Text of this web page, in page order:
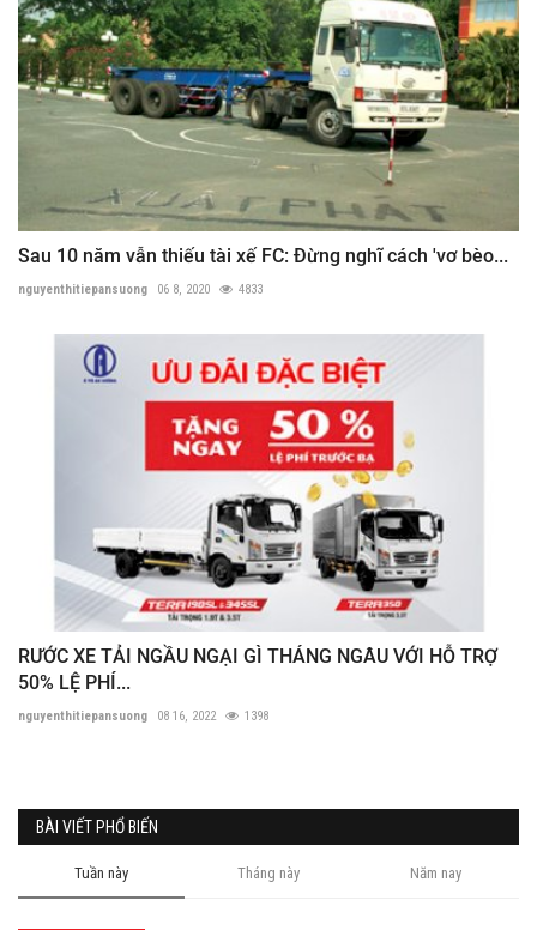
Sau 10 năm vẫn thiếu tài xế FC: Đừng nghĩ cách 'vơ bèo...
nguyenthitiepansuong 06 8, 2020 4833
RƯỚC XE TẢI NGẦU NGẠI GÌ THÁNG NGÂU VỚI HỖ TRỢ
50% LỆ PHÍ...
nguyenthitiepansuong 08 16, 2022 1398
BÀI VIẾT PHỔ BIẾN
Tuần này Tháng này Năm nay